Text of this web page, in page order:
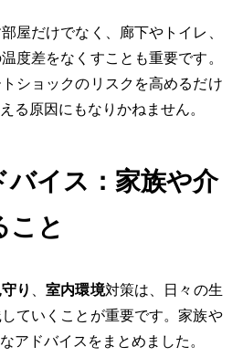
屋だけでなく、廊下やトイレ、
度差をなくすことも重要です。
ショックのリスクを高めるだけ
る原因にもなりかねません。
バイス：家族や介
こと
り 、室内環境対策は、日々の生
ていくことが重要です。家族や
アドバイスをまとめました。